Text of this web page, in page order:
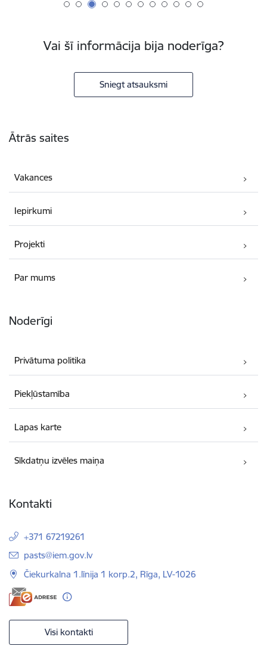
Vai šī informācija bija noderīga?
Sniegt atsauksmi
Ātrās saites
Vakances
Iepirkumi
Projekti
Par mums
Noderīgi
Privātuma politika
Piekļūstamība
Lapas karte
Sīkdatņu izvēles maiņa
Kontakti
+371 67219261
E-pasts:
pasts@iem.gov.lv
Čiekurkalna 1.līnija 1 korp.2, Rīga, LV-1026
Visi kontakti